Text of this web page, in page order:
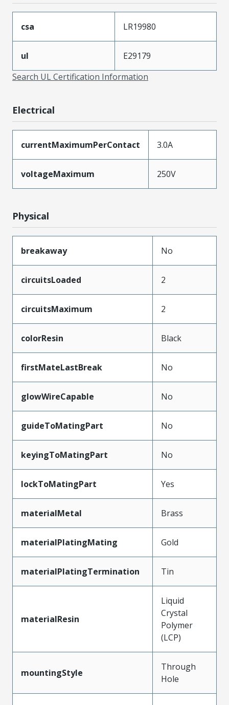
csa LR19980
ul
E29179
Search UL Certification Information
Electrical
currentMaximumPerContact 3.0A
voltageMaximum 250V
Physical
breakaway No
circuitsLoaded 2
circuitsMaximum 2
colorResin Black
firstMateLastBreak No
glowWireCapable No
guideToMatingPart No
keyingToMatingPart No
lockToMatingPart Yes
materialMetal Brass
materialPlatingMating Gold
materialPlatingTermination Tin
materialResin
Liquid
Crystal
Polymer
(LCP)
mountingStyle
Through
Hole